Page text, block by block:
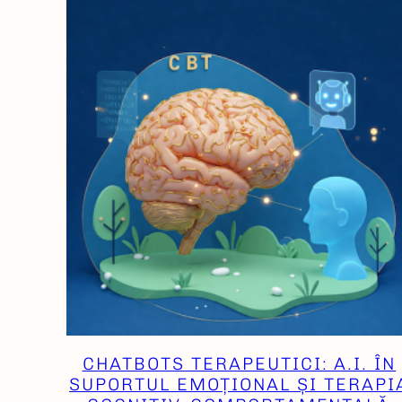
CHATBOTS TERAPEUTICI: A.I. ÎN
SUPORTUL EMOȚIONAL ȘI